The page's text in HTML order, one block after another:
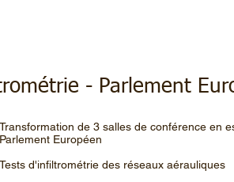
- Parlement
Transformation de 3 salles de conférence en
Parlement Européen
Tests d'infiltrométrie des réseaux aérauliques